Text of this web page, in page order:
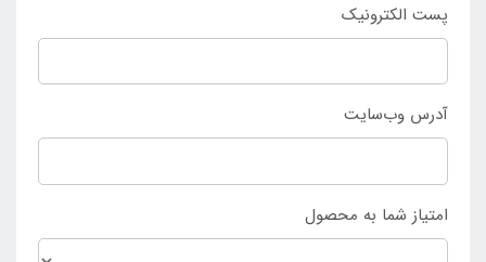
پست الکترونیک
آدرس وب‌سایت
امتیاز شما به محصول